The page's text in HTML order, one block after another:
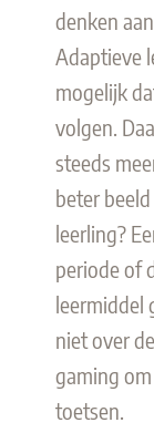
denken
Adaptieve
mogelijk
volgen.
steeds
beter
leerling?
periode of
leermiddel
niet over
gaming
toetsen.